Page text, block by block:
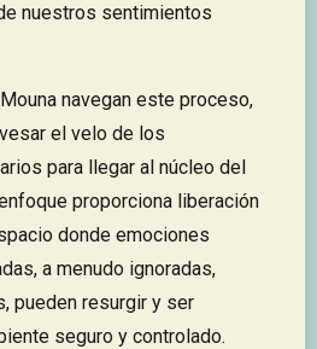
nuestros sentimientos
navegan este proceso,
el velo de los
para llegar al núcleo del
proporciona liberación
donde emociones
a menudo ignoradas,
pueden resurgir y ser
seguro y controlado.